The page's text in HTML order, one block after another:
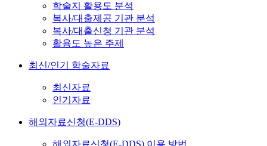
학술지 활용도 분석
복사/대출제공 기관 분석
복사/대출신청 기관 분석
활용도 높은 주제
최신/인기 학술자료
최신자료
인기자료
해외자료신청(E-DDS)
해외자료신청(E-DDS) 이용 방법